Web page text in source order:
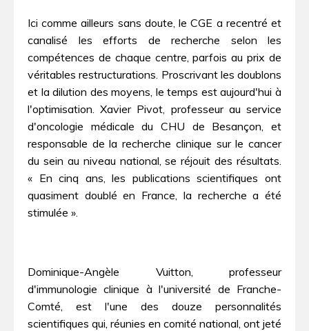
Ici comme ailleurs sans doute, le CGE a recentré et
canalisé les efforts de recherche selon les
compétences de chaque centre, parfois au prix de
véritables restructurations. Proscrivant les doublons
et la dilution des moyens, le temps est aujourd'hui à
l'optimisation. Xavier Pivot, professeur au service
d'oncologie médicale du CHU de Besançon, et
responsable de la recherche clinique sur le cancer
du sein au niveau national, se réjouit des résultats.
« En cinq ans, les publications scientifiques ont
quasiment doublé en France, la recherche a été
stimulée ».
Dominique-Angèle Vuitton, professeur
d'immunologie clinique à l'université de Franche-
Comté, est l'une des douze personnalités
scientifiques qui, réunies en comité national, ont jeté